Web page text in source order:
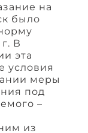
на
было
В
эта
условия
меры
под
–
из